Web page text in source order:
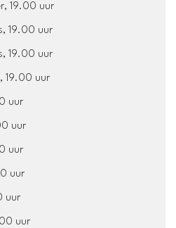
19.00 uur
19.00 uur
19.00 uur
19.00 uur
uur
uur
uur
uur
uur
uur